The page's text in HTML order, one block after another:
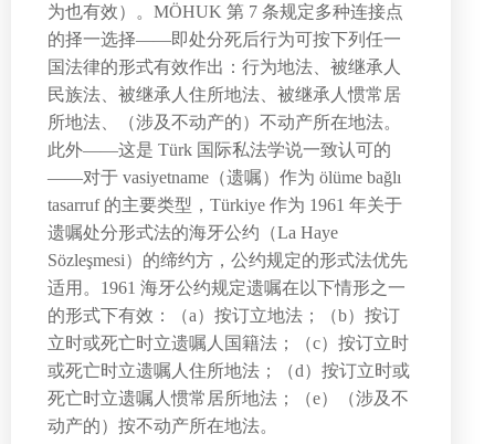
为也有效）。MÖHUK 第 7 条规定多种连接点
的择一选择——即处分死后行为可按下列任一
国法律的形式有效作出：行为地法、被继承人
民族法、被继承人住所地法、被继承人惯常居
所地法、（涉及不动产的）不动产所在地法。
此外——这是 Türk 国际私法学说一致认可的
——对于 vasiyetname（遗嘱）作为 ölüme bağlı
tasarruf 的主要类型，Türkiye 作为 1961 年关于
遗嘱处分形式法的海牙公约（La Haye
Sözleşmesi）的缔约方，公约规定的形式法优先
适用。1961 海牙公约规定遗嘱在以下情形之一
的形式下有效：（a）按订立地法；（b）按订
立时或死亡时立遗嘱人国籍法；（c）按订立时
或死亡时立遗嘱人住所地法；（d）按订立时或
死亡时立遗嘱人惯常居所地法；（e）（涉及不
动产的）按不动产所在地法。